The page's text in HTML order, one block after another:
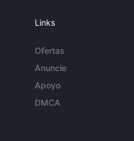
Links
Ofertas
Anuncie
Apoyo
DMCA